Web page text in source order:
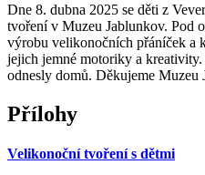
Dne 8. dubna 2025 se děti z
tvoření v Muzeu Jablunkov. Pod
výrobu velikonočních přáníček a
jejich jemné motoriky a
odnesly domů. Děkujeme Muzeu
Přílohy
Velikonoční tvoření s dětmi